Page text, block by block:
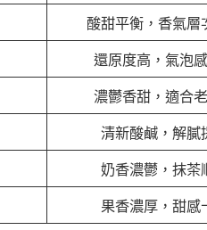
酸甜平衡，香氣層
還原度高，氣泡
濃鬱香甜，適合
清新酸鹹，解膩
奶香濃鬱，抹茶
果香濃厚，甜感